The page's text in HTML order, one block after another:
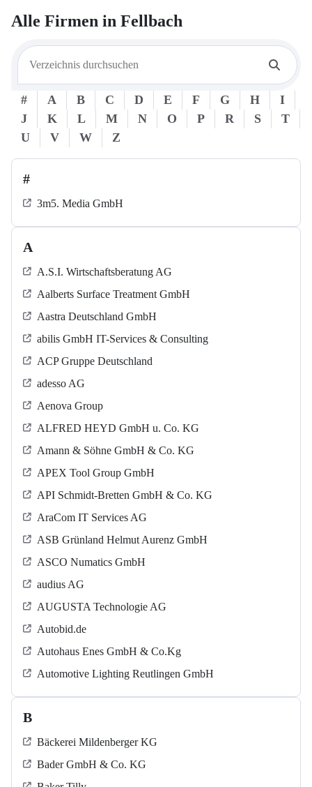
Alle Firmen in Fellbach
# A B C D E F G H
I
J
K L M N O P R S
T
U
V W Z
#
3m5. Media GmbH
A
A.S.I. Wirtschaftsberatung AG
Aalberts Surface Treatment GmbH
Aastra Deutschland GmbH
abilis GmbH IT-Services & Consulting
ACP Gruppe Deutschland
adesso AG
Aenova Group
ALFRED HEYD GmbH u. Co. KG
Amann & Söhne GmbH & Co. KG
APEX Tool Group GmbH
API Schmidt-Bretten GmbH & Co. KG
AraCom IT Services AG
ASB Grün­land Helmut Au­renz GmbH
ASCO Numatics GmbH
audius AG
AUGUSTA Technologie AG
Autobid.de
Autohaus Enes GmbH & Co.Kg
Automotive Lighting Reutlingen GmbH
B
Bäckerei Mildenberger KG
Bader GmbH & Co. KG